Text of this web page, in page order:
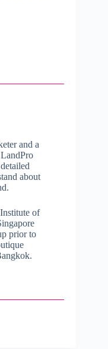
and a
about
of
prior to